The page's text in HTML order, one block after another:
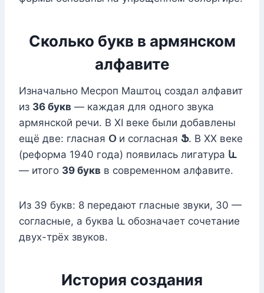
Сколько букв в армянском
алфавите
Изначально Месроп Маштоц создал алфавит
из 36 букв — каждая для одного звука
армянской речи. В XI веке были добавлены
ещё две: гласная Օ и согласная Ֆ. В XX веке
(реформа 1940 года) появилась лигатура և
— итого 39 букв в современном алфавите.
Из 39 букв: 8 передают гласные звуки, 30 —
согласные, а буква և обозначает сочетание
двух-трёх звуков.
История создания